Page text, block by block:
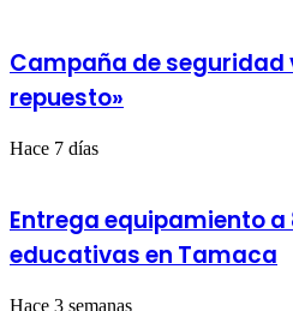
Campaña de seguridad
repuesto»
Hace 7 días
Entrega equipamiento
educativas en Tamaca
Hace 3 semanas